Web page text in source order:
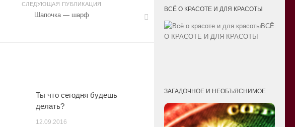
СЛЕДУЮЩАЯ ПУБЛИКАЦИЯ
Шапочка — шарф
Ты что сегодня будешь
делать?
12.09.2016
ВСЁ О КРАСОТЕ И ДЛЯ КРАСОТЫ
ВСЁ
О КРАСОТЕ И ДЛЯ КРАСОТЫ
ЗАГАДОЧНОЕ И НЕОБЪЯСНИМОЕ